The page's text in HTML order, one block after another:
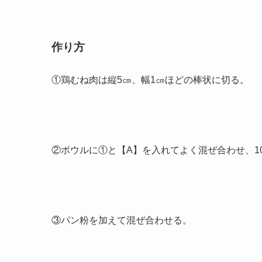
作り方
①鶏むね肉は縦5㎝、幅1㎝ほどの棒状に切る。
②ボウルに①と【A】を入れてよく混ぜ合わせ、10
③パン粉を加えて混ぜ合わせる。